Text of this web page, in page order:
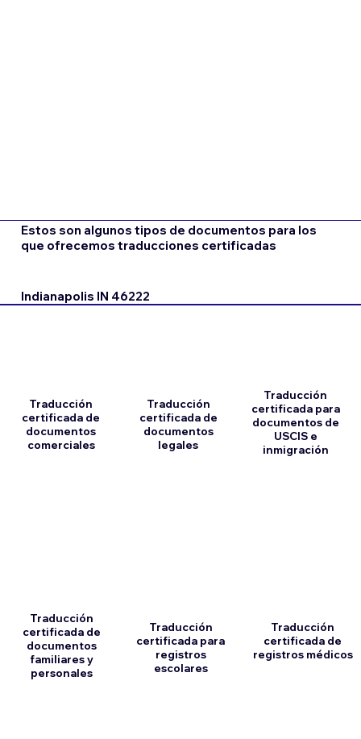
Estos son algunos tipos de documentos para los
que ofrecemos traducciones certificadas
Indianapolis IN 46222
Traducción
certificada de
documentos
comerciales
Traducción
certificada de
documentos
familiares y
personales
Traducción
certificada de
documentos
legales
Traducción
certificada para
registros
escolares
Traducción
certificada para
documentos de
USCIS e
inmigración
Traducción
certificada de
registros médicos